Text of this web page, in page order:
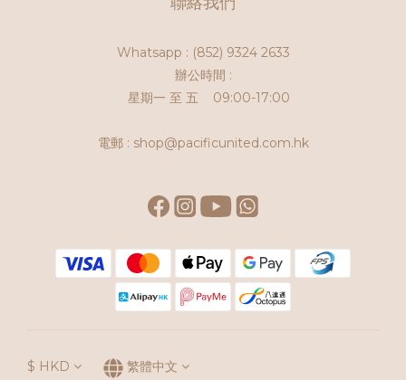
Whatsapp : (852) 9324 2633
辦公時間 :
星期一 至 五 09:00-17:00
電郵 : shop@pacificunited.com.hk
$ HKD 繁體中文